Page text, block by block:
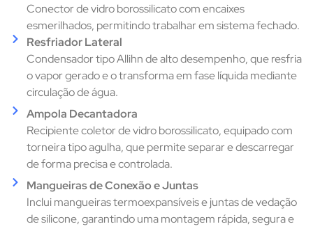
Conector de vidro borossilicato com encaixes
esmerilhados, permitindo trabalhar em sistema fechado.
Resfriador Lateral
Condensador tipo Allihn de alto desempenho, que resfria
o vapor gerado e o transforma em fase líquida mediante
circulação de água.
Ampola Decantadora
Recipiente coletor de vidro borossilicato, equipado com
torneira tipo agulha, que permite separar e descarregar
de forma precisa e controlada.
Mangueiras de Conexão e Juntas
Inclui mangueiras termoexpansíveis e juntas de vedação
de silicone, garantindo uma montagem rápida, segura e